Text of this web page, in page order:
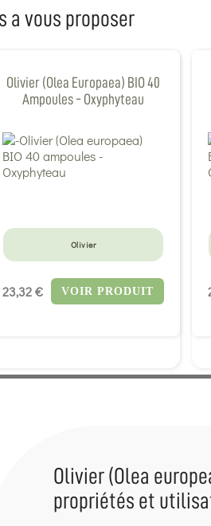
Olivier (Olea
propriétés et
a vous proposer
Olivier (Olea Europaea) BIO 40
Ampoules - Oxyphyteau
Olivier
23,32 € VOIR PRODUIT